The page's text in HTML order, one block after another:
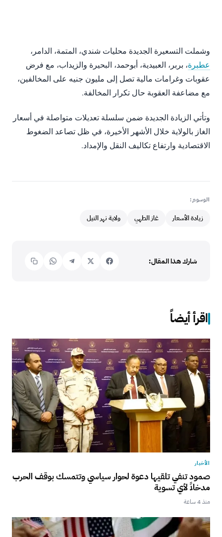
وشملت التسعيرة الجديدة محليات شندي، المتمة، الدامر،
عطبرة، بربر، العبيدية، أبوحمد، البحيرة والزيداب، مع فرض
عقوبات وغرامات مالية تصل إلى مليون جنيه على المخالفين،
مع مضاعفة العقوبة حال تكرار المخالفة.
وتأتي الزيادة الجديدة ضمن سلسلة تعديلات متواصلة في أسعار
الغاز بالولاية خلال الأشهر الأخيرة، في ظل تصاعد الضغوط
الاقتصادية وارتفاع تكاليف النقل والإمداد.
الوسوم:
زيادة الأسعار غاز الطهي ولاية نهر النيل
شارك هذا المقال:
اقرأ أيضاً
الأخبار
صمود تنفي تلقيها دعوة لحوار سياسي وتتمسك بوقف الحرب
مدخلاً لأي تسوية
منذ 4 ساعة